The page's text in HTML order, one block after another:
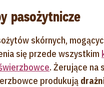
pasożytnicze
skórnych,
się przede wszystkim
. Żerujące na
produkują